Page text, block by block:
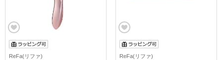
ReFa(リファ) ReFa(リファ)